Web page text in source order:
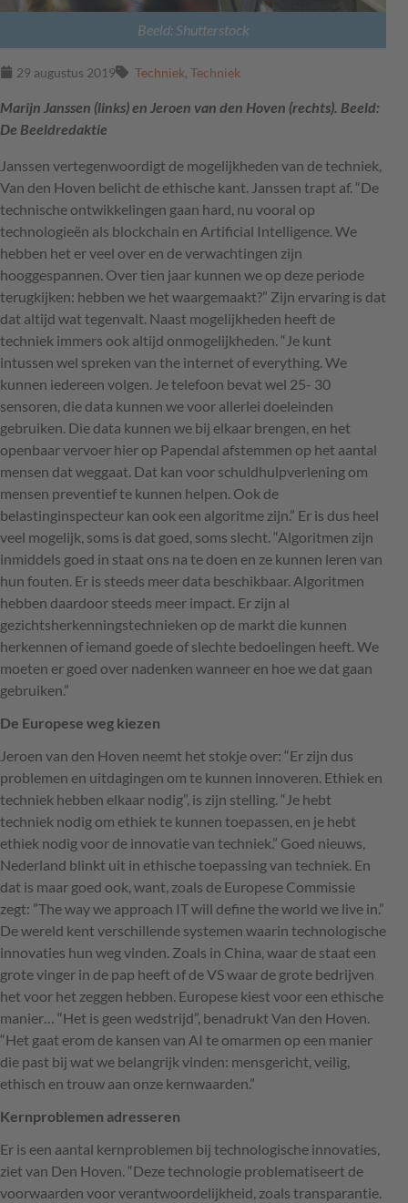
Beeld: Shutterstock
29 augustus 2019 Techniek, Techniek
Marijn Janssen (links) en Jeroen van den Hoven (rechts). Beeld:
De Beeldredaktie
Janssen vertegenwoordigt de mogelijkheden van de techniek,
Van den Hoven belicht de ethische kant. Janssen trapt af. “De
technische ontwikkelingen gaan hard, nu vooral op
technologieën als blockchain en Artificial Intelligence. We
hebben het er veel over en de verwachtingen zijn
hooggespannen. Over tien jaar kunnen we op deze periode
terugkijken: hebben we het waargemaakt?” Zijn ervaring is dat
dat altijd wat tegenvalt. Naast mogelijkheden heeft de
techniek immers ook altijd onmogelijkheden. “Je kunt
intussen wel spreken van the internet of everything. We
kunnen iedereen volgen. Je telefoon bevat wel 25- 30
sensoren, die data kunnen we voor allerlei doeleinden
gebruiken. Die data kunnen we bij elkaar brengen, en het
openbaar vervoer hier op Papendal afstemmen op het aantal
mensen dat weggaat. Dat kan voor schuldhulpverlening om
mensen preventief te kunnen helpen. Ook de
belastinginspecteur kan ook een algoritme zijn.” Er is dus heel
veel mogelijk, soms is dat goed, soms slecht. “Algoritmen zijn
inmiddels goed in staat ons na te doen en ze kunnen leren van
hun fouten. Er is steeds meer data beschikbaar. Algoritmen
hebben daardoor steeds meer impact. Er zijn al
gezichtsherkenningstechnieken op de markt die kunnen
herkennen of iemand goede of slechte bedoelingen heeft. We
moeten er goed over nadenken wanneer en hoe we dat gaan
gebruiken.”
De Europese weg kiezen
Jeroen van den Hoven neemt het stokje over: “Er zijn dus
problemen en uitdagingen om te kunnen innoveren. Ethiek en
techniek hebben elkaar nodig”, is zijn stelling. “Je hebt
techniek nodig om ethiek te kunnen toepassen, en je hebt
ethiek nodig voor de innovatie van techniek.” Goed nieuws,
Nederland blinkt uit in ethische toepassing van techniek. En
dat is maar goed ook, want, zoals de Europese Commissie
zegt: ”The way we approach IT will define the world we live in.”
De wereld kent verschillende systemen waarin technologische
innovaties hun weg vinden. Zoals in China, waar de staat een
grote vinger in de pap heeft of de VS waar de grote bedrijven
het voor het zeggen hebben. Europese kiest voor een ethische
manier… “Het is geen wedstrijd”, benadrukt Van den Hoven.
“Het gaat erom de kansen van AI te omarmen op een manier
die past bij wat we belangrijk vinden: mensgericht, veilig,
ethisch en trouw aan onze kernwaarden.”
Kernproblemen adresseren
Er is een aantal kernproblemen bij technologische innovaties,
ziet van Den Hoven. “Deze technologie problematiseert de
voorwaarden voor verantwoordelijkheid, zoals transparantie.